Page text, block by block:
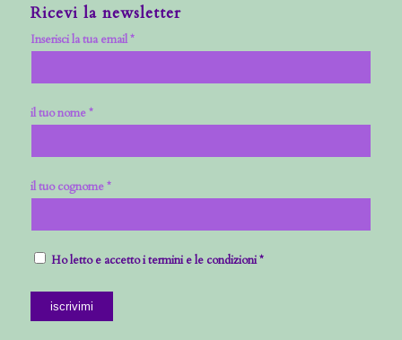
Ricevi la newsletter
Inserisci la tua email *
il tuo nome *
il tuo cognome *
Ho letto e accetto i termini e le condizioni *